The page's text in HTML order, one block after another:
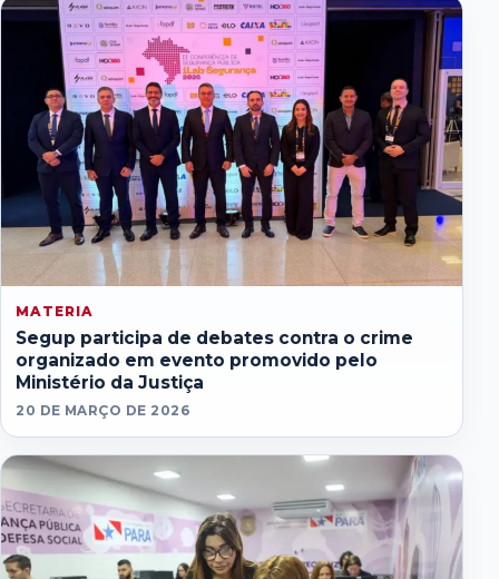
MATERIA
Segup participa de debates contra o crime
organizado em evento promovido pelo
Ministério da Justiça
20 DE MARÇO DE 2026